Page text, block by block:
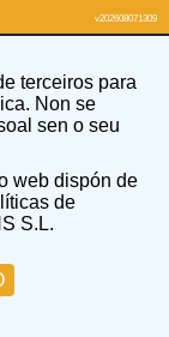
v202608071309
terceiros para
Non se
sen o seu
web dispón de
de
S.L.